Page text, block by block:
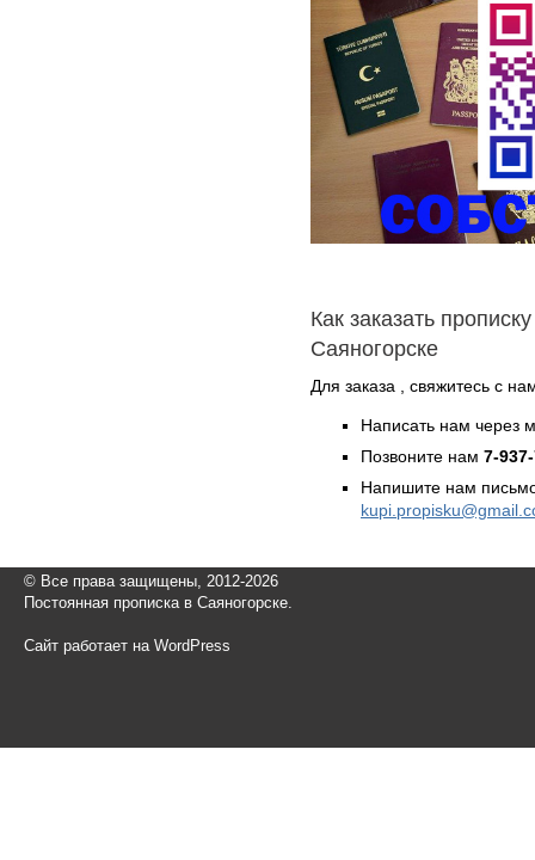
Как заказать
Саяногорске
Для заказа , свяжитесь с
Написать нам через
Позвоните нам 7-
Напишите нам
© Все права защищены, 2012-2026
Постоянная прописка в Саяногорске.
Сайт работает на WordPress